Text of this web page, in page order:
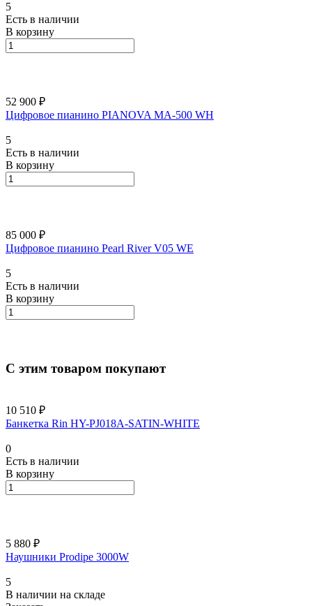
5
Есть в наличии
В корзину
52 900 ₽
Цифровое пианино PIANOVA MA-500 WH
5
Есть в наличии
В корзину
85 000 ₽
Цифровое пианино Pearl River V05 WE
5
Есть в наличии
В корзину
С этим товаром покупают
10 510 ₽
Банкетка Rin HY-PJ018A-SATIN-WHITE
0
Есть в наличии
В корзину
5 880 ₽
Наушники Prodipe 3000W
5
В наличии на складе